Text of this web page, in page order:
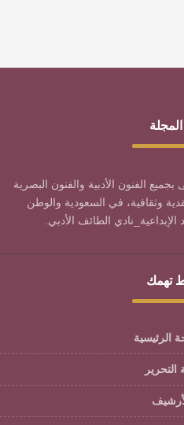
الفنون الأدبية والفنون البصرية
وثقافية، في السعودية والوطن
الطائف الأدبي.
تهمك
الرئيسية
التحرير